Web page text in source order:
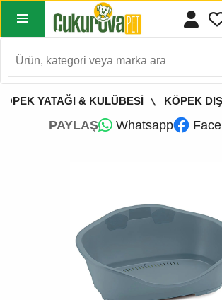
YATAĞI & KULÜBESİ KÖPEK
PAYLAŞ Whatsapp